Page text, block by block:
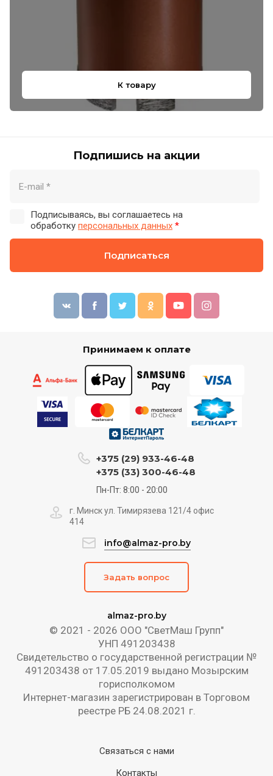
К товару
Подпишись на акции
Подписываясь, вы соглашаетесь на
обработку персональных данных *
Подписаться
Принимаем к оплате
almaz-pro.by
© 2021 - 2026 ООО "СветМаш Групп"
УНП 491203438
Свидетельство о государственной регистрации №
491203438 от 17.05.2019 выдано Мозырским
горисполкомом
Интернет-магазин зарегистрирован в Торговом
реестре РБ 24.08.2021 г.
+375 (29) 933-46-48
+375 (33) 300-46-48
Пн-Пт: 8:00 - 20:00
г. Минск ул. Тимирязева 121/4 офис
414
info@almaz-pro.by
Задать вопрос
Связаться с нами
Контакты